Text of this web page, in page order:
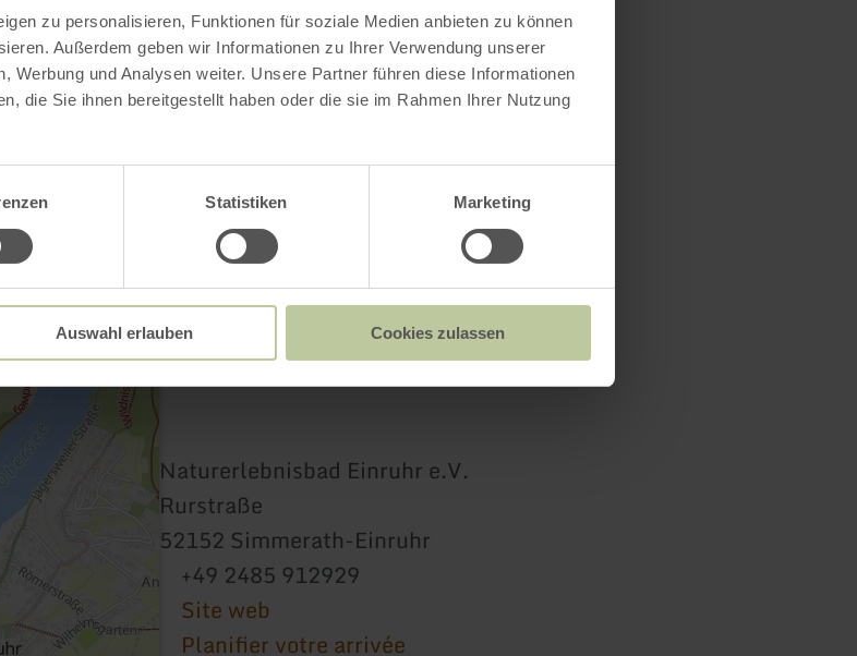
zu personalisieren, Funktionen für soziale Medien anbieten zu können
Außerdem geben wir Informationen zu Ihrer Verwendung unserer
Werbung und Analysen weiter. Unsere Partner führen diese Informationen
die Sie ihnen bereitgestellt haben oder die sie im Rahmen Ihrer Nutzung
Statistiken Marketing
Auswahl erlauben Cookies zulassen
Contact
Naturerlebnisbad Einruhr e.V.
Rurstraße
52152 Simmerath-Einruhr
+49 2485 912929
Site web
Planifier votre arrivée